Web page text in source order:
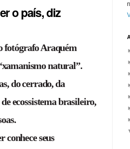
o país, diz
fotógrafo Araquém
natural”.
do cerrado, da
ecossistema brasileiro,
conhece seus